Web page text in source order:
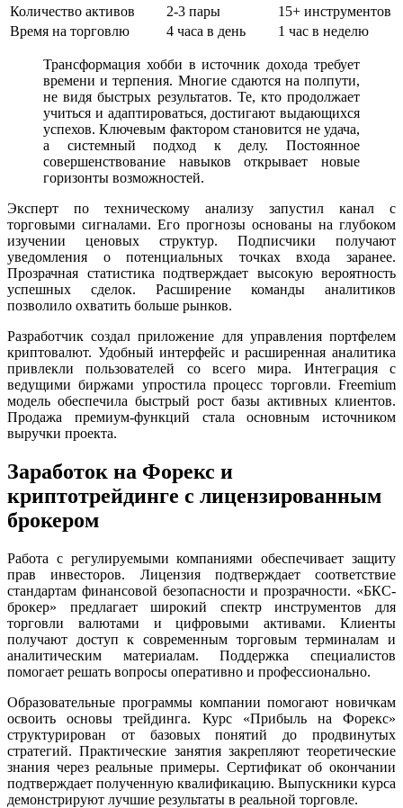
Количество активов
2-3 пары
15+ инструментов
Время на торговлю
4 часа в день 1 час в неделю
Трансформация хобби в источник дохода требует
времени и терпения. Многие сдаются на полпути,
не видя быстрых результатов. Те, кто продолжает
учиться и адаптироваться, достигают выдающихся
успехов. Ключевым фактором становится не удача,
а системный подход к делу. Постоянное
совершенствование навыков открывает новые
горизонты возможностей.
Эксперт по техническому анализу запустил канал с
торговыми сигналами. Его прогнозы основаны на глубоком
изучении ценовых структур. Подписчики получают
уведомления о потенциальных точках входа заранее.
Прозрачная статистика подтверждает высокую вероятность
успешных сделок. Расширение команды аналитиков
позволило охватить больше рынков.
Разработчик создал приложение для управления портфелем
криптовалют. Удобный интерфейс и расширенная аналитика
привлекли пользователей со всего мира. Интеграция с
ведущими биржами упростила процесс торговли. Freemium
модель обеспечила быстрый рост базы активных клиентов.
Продажа премиум-функций стала основным источником
выручки проекта.
Заработок на Форекс и
криптотрейдинге с лицензированным
брокером
Работа с регулируемыми компаниями обеспечивает защиту
прав инвесторов. Лицензия подтверждает соответствие
стандартам финансовой безопасности и прозрачности. «БКС-
брокер» предлагает широкий спектр инструментов для
торговли валютами и цифровыми активами. Клиенты
получают доступ к современным торговым терминалам и
аналитическим материалам. Поддержка специалистов
помогает решать вопросы оперативно и профессионально.
Образовательные программы компании помогают новичкам
освоить основы трейдинга. Курс «Прибыль на Форекс»
структурирован от базовых понятий до продвинутых
стратегий. Практические занятия закрепляют теоретические
знания через реальные примеры. Сертификат об окончании
подтверждает полученную квалификацию. Выпускники курса
демонстрируют лучшие результаты в реальной торговле.